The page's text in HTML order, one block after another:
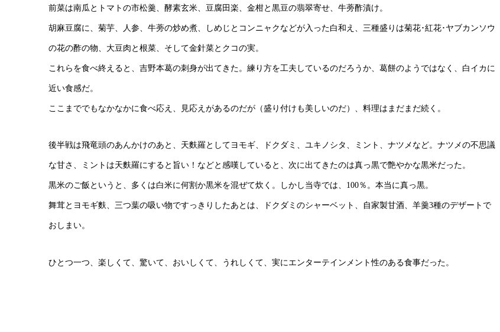
前菜は南瓜とトマトの市松羹、酵素玄米、豆腐田楽、金柑と黒豆の翡翠寄せ、牛蒡酢漬け。
胡麻豆腐に、菊芋、人参、牛蒡の炒め煮、しめじとコンニャクなどが入った白和え、三種盛りは菊花･紅花･ヤブカンソウ
の花の酢の物、大豆肉と根菜、そして金針菜とクコの実。
これらを食べ終えると、吉野本葛の刺身が出てきた。練り方を工夫しているのだろうか、葛餅のようではなく、白イカに
近い食感だ。
ここまででもなかなかに食べ応え、見応えがあるのだが（盛り付けも美しいのだ）、料理はまだまだ続く。
後半戦は飛竜頭のあんかけのあと、天麩羅としてヨモギ、ドクダミ、ユキノシタ、ミント、ナツメなど。ナツメの不思議
な甘さ、ミントは天麩羅にすると旨い！などと感嘆していると、次に出てきたのは真っ黒で艶やかな黒米だった。
黒米のご飯というと、多くは白米に何割か黒米を混ぜて炊く。しかし当寺では、100％。本当に真っ黒。
舞茸とヨモギ麩、三つ葉の吸い物ですっきりしたあとは、ドクダミのシャーベット、自家製甘酒、羊羹3種のデザートで
おしまい。
ひとつ一つ、楽しくて、驚いて、おいしくて、うれしくて、実にエンターテインメント性のある食事だった。